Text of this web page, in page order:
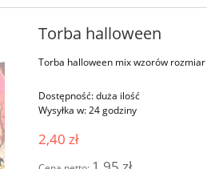
Torba halloween
Torba halloween mix wzorów
Dostępność:duża ilość
Wysyłka w:24 godziny
2,40 zł